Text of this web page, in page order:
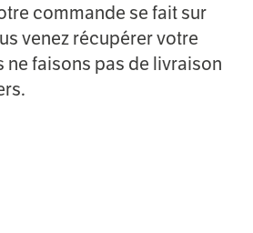
commande se fait sur
venez récupérer votre
ne faisons pas de livraison